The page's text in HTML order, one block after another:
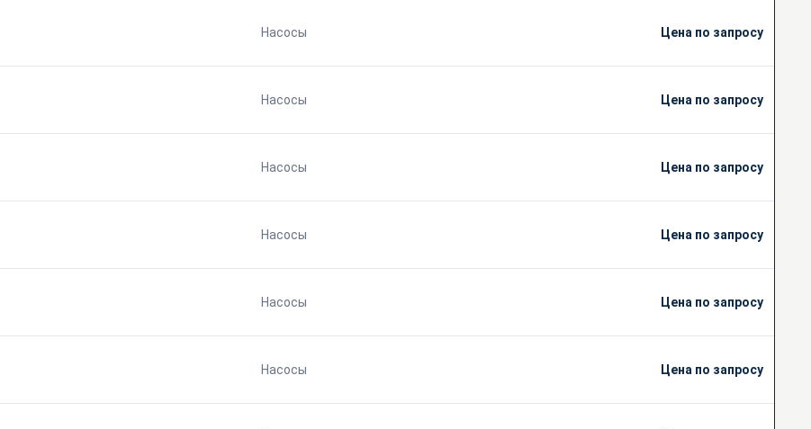
Насосы Цена по запросу
Насосы Цена по запросу
Насосы Цена по запросу
Насосы Цена по запросу
Насосы Цена по запросу
Насосы Цена по запросу